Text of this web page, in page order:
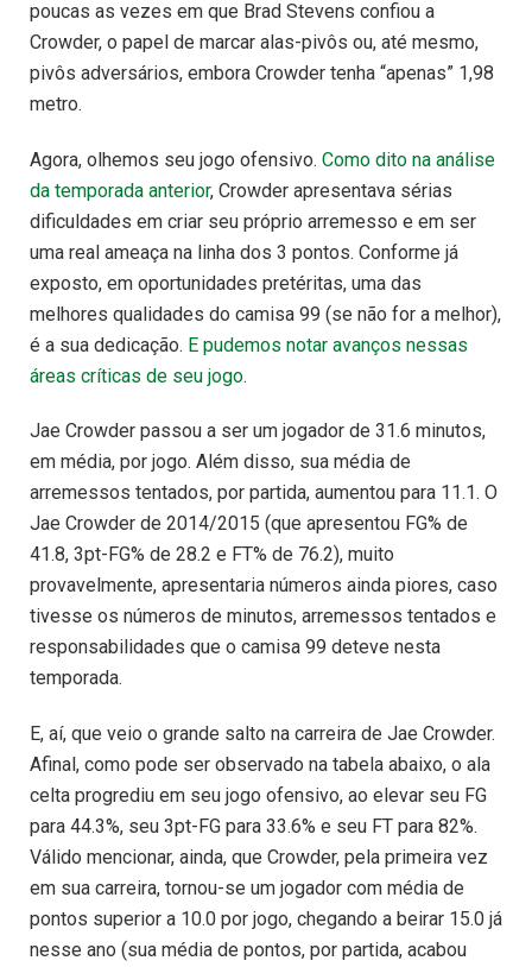
poucas as vezes em que Brad Stevens confiou a
Crowder, o papel de marcar alas-pivôs ou, até mesmo,
pivôs adversários, embora Crowder tenha “apenas” 1,98
metro.
Agora, olhemos seu jogo ofensivo. Como dito na análise
da temporada anterior, Crowder apresentava sérias
dificuldades em criar seu próprio arremesso e em ser
uma real ameaça na linha dos 3 pontos. Conforme já
exposto, em oportunidades pretéritas, uma das
melhores qualidades do camisa 99 (se não for a melhor),
é a sua dedicação. E pudemos notar avanços nessas
áreas críticas de seu jogo.
Jae Crowder passou a ser um jogador de 31.6 minutos,
em média, por jogo. Além disso, sua média de
arremessos tentados, por partida, aumentou para 11.1. O
Jae Crowder de 2014/2015 (que apresentou FG% de
41.8, 3pt-FG% de 28.2 e FT% de 76.2), muito
provavelmente, apresentaria números ainda piores, caso
tivesse os números de minutos, arremessos tentados e
responsabilidades que o camisa 99 deteve nesta
temporada.
E, aí, que veio o grande salto na carreira de Jae Crowder.
Afinal, como pode ser observado na tabela abaixo, o ala
celta progrediu em seu jogo ofensivo, ao elevar seu FG
para 44.3%, seu 3pt-FG para 33.6% e seu FT para 82%.
Válido mencionar, ainda, que Crowder, pela primeira vez
em sua carreira, tornou-se um jogador com média de
pontos superior a 10.0 por jogo, chegando a beirar 15.0 já
nesse ano (sua média de pontos, por partida, acabou